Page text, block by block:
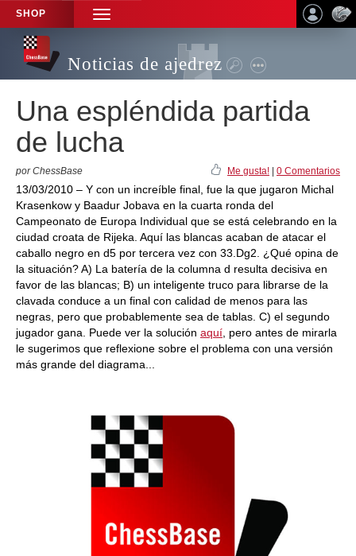
SHOP
TOGGLE
NAVIGATION
Noticias de ajedrez
Una espléndida partida
de lucha
por ChessBase Me gusta! 0 Comentarios
13/03/2010 – Y con un increíble final, fue la que jugaron Michal
Krasenkow y Baadur Jobava en la cuarta ronda del
Campeonato de Europa Individual que se está celebrando en la
ciudad croata de Rijeka. Aquí las blancas acaban de atacar el
caballo negro en d5 por tercera vez con 33.Dg2. ¿Qué opina de
la situación? A) La batería de la columna d resulta decisiva en
favor de las blancas; B) un inteligente truco para librarse de la
clavada conduce a un final con calidad de menos para las
negras, pero que probablemente sea de tablas. C) el segundo
jugador gana. Puede ver la solución aquí , pero antes de mirarla
le sugerimos que reflexione sobre el problema con una versión
más grande del diagrama...